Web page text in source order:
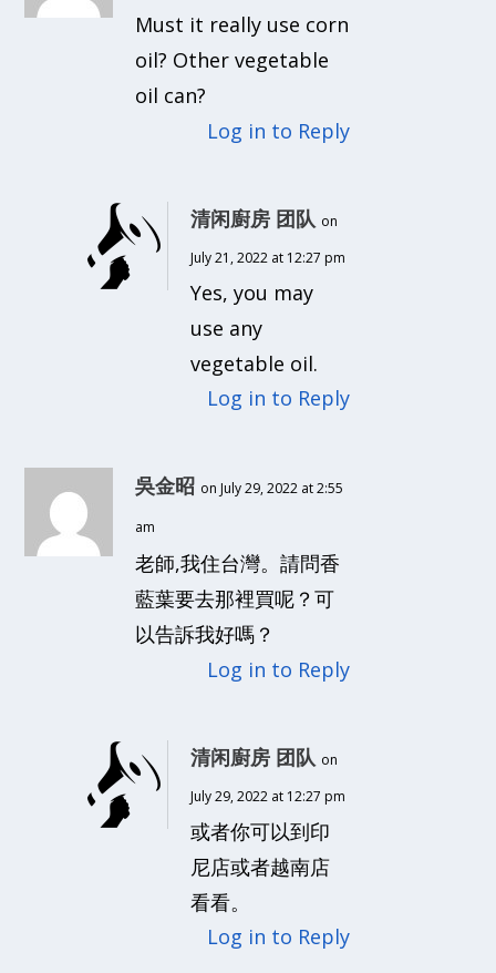
Must it really use corn
oil? Other vegetable
oil can?
Log in to Reply
清闲廚房 团队 on
July 21, 2022 at 12:27 pm
Yes, you may
use any
vegetable oil.
Log in to Reply
吳金昭 on July 29, 2022 at 2:55
am
老師,我住台灣。請問香
藍葉要去那裡買呢？可
以告訴我好嗎？
Log in to Reply
清闲廚房 团队 on
July 29, 2022 at 12:27 pm
或者你可以到印
尼店或者越南店
看看。
Log in to Reply